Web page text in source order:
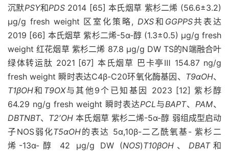
沉默PSY和PDS 2014 [65] 本氏烟草 紫杉二烯 (56.6±3.2)
µg/g fresh weight 区室化策略,DXS和 GGPPS共表达
2019 [66] 本氏烟草 紫杉二烯-5α-醇 (1.3±0.5) µg/g fresh
weight 红花烟草 紫杉二烯 87.8 μg/g DW TS的N端融合叶
绿体转运肽 2021 [67] 本氏烟草 巴卡亭Ⅲ 154.87 ng/g
fresh weight 瞬时表达C4β-C20环氧化酶基因、 T9αOH、
T1βOH和 T9OX与其他9个已知基因 2023 [12] 紫杉醇
64.29 ng/g fresh weight 瞬时表达PCL与BAPT、 PAM、
DBTNBT、 T2′OH 本氏烟草 紫杉二烯-5α-醇 弱组成型启动
子NOS弱化T5αOH的表达 5α,10β-二乙酰氧基- 紫杉二
烯-13α-醇 42 µg/g DW (NOS)T10βOH 、 DBAT和